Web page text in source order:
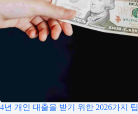
4년 개인 대출을 받기 위한 2026가지 팁